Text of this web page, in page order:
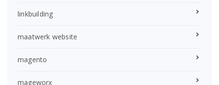
linkbuilding
maatwerk website
magento
mageworx